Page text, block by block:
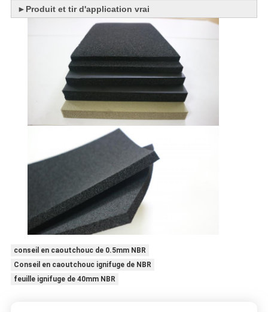
► Produit et tir d'application vrai
conseil en caoutchouc de 0.5mm NBR
Conseil en caoutchouc ignifuge de NBR
feuille ignifuge de 40mm NBR